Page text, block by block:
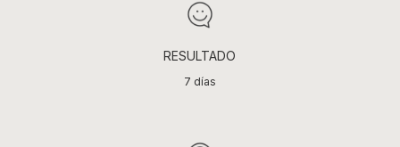
RESULTADO
7 días